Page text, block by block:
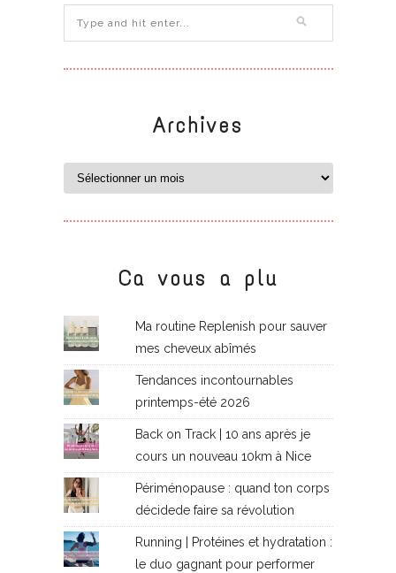
Archives
Ca vous a plu
Ma routine Replenish pour sauver
mes cheveux abîmés
Tendances incontournables
printemps-été 2026
Back on Track | 10 ans après je
cours un nouveau 10km à Nice
Périménopause : quand ton corps
décidede faire sa révolution
Running | Protéines et hydratation :
le duo gagnant pour performer